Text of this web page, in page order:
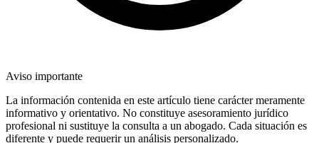
Aviso importante
La información contenida en este artículo tiene carácter meramente
informativo y orientativo. No constituye asesoramiento jurídico
profesional ni sustituye la consulta a un abogado. Cada situación es
diferente y puede requerir un análisis personalizado.